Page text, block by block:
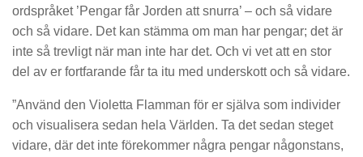
ordspråket ’Pengar får Jorden att snurra’ – och så vidare
och så vidare. Det kan stämma om man har pengar; det är
inte så trevligt när man inte har det. Och vi vet att en stor
del av er fortfarande får ta itu med underskott och så vidare.
”Använd den Violetta Flamman för er själva som individer
och visualisera sedan hela Världen. Ta det sedan steget
vidare, där det inte förekommer några pengar någonstans,